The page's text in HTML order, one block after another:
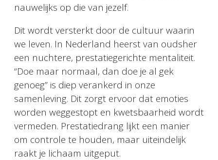
nauwelijks op die van jezelf.
Dit wordt versterkt door de cultuur waarin
we leven. In Nederland heerst van oudsher
een nuchtere, prestatiegerichte mentaliteit.
“Doe maar normaal, dan doe je al gek
genoeg” is diep verankerd in onze
samenleving. Dit zorgt ervoor dat emoties
worden weggestopt en kwetsbaarheid wordt
vermeden. Prestatiedrang lijkt een manier
om controle te houden, maar uiteindelijk
raakt je lichaam uitgeput.